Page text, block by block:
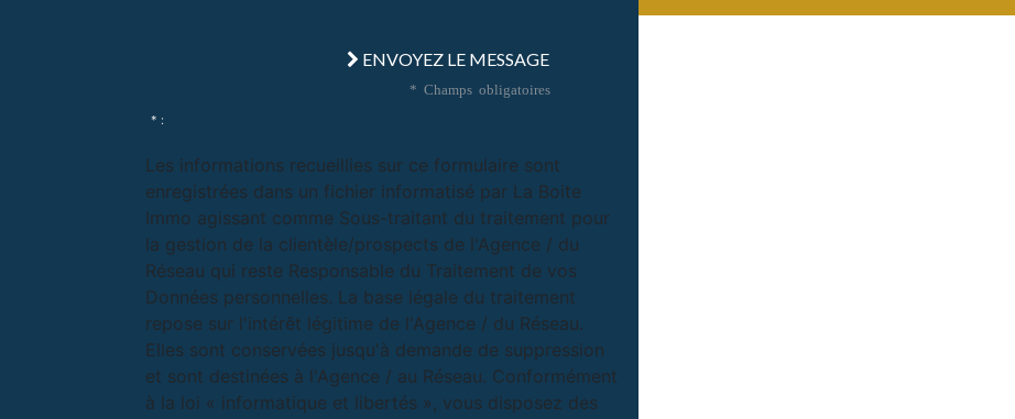
ENVOYEZ LE MESSAGE
* Champs obligatoires
* :
Les informations recueillies sur ce formulaire sont
enregistrées dans un fichier informatisé par La Boite
Immo agissant comme Sous-traitant du traitement pour
la gestion de la clientèle/prospects de l'Agence / du
Réseau qui reste Responsable du Traitement de vos
Données personnelles. La base légale du traitement
repose sur l'intérêt légitime de l'Agence / du Réseau.
Elles sont conservées jusqu'à demande de suppression
et sont destinées à l'Agence / au Réseau. Conformément
à la loi « informatique et libertés », vous disposez des